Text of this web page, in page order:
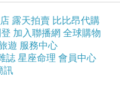
露天拍賣 比比昂代購
加入聯播網 全球購物
遊 服務中心
誌 星座命理 會員中心
訊